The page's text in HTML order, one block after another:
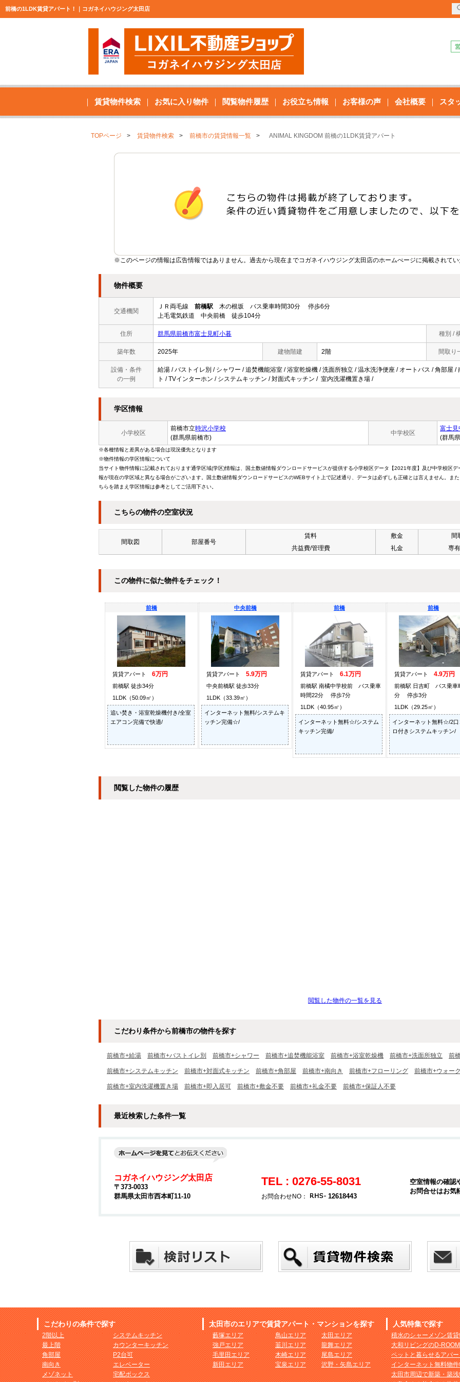
前橋の1LDK賃貸アパート！｜コガネイハウジング太田店
賃貸物件検索 お気に入り物件 閲覧物件履歴 お役立ち情報 お客様の声 会社概要 スタ
TOPページ 賃貸物件検索 前橋市の賃貸情報一覧 ANIMAL KINGDOM 前橋の1LDK賃貸アパート
※このページの情報は広告情報ではありません。過去から現在までコガネイハウジング太田店のホームぺージに掲載されて
物件概要
交通機関
ＪＲ両毛線 前橋駅 木の根坂 バス乗車時間30分 停歩6分
上毛電気鉄道 中央前橋 徒歩104分
住所 群馬県前橋市富士見町小暮 種別 /
築年数 2025年 建物階建 2階 間取り
設備・条件
の一例
給湯 / バストイレ別 / シャワー / 追焚機能浴室 / 浴室乾燥機 / 洗面所独立 / 温水洗浄便座 / オートバス / 角部屋
ト / TVインターホン / システムキッチン / 対面式キッチン / 室内洗濯機置き場 /
学区情報
小学校区
前橋市立時沢小学校
(群馬県前橋市)
中学校区
富士見
(群馬
※各種情報と差異がある場合は現況優先となります
※物件情報の学区情報について
当サイト物件情報に記載されております通学区域(学区)情報は、国土数値情報ダウンロードサービスが提供する小学校区データ【2021年度】及び中学校区
報が現在の学区域と異なる場合がございます。国土数値情報ダウンロードサービスのWEBサイト上で記述通り、データは必ずしも正確とは言えません。ま
ちらを踏まえ学区情報は参考としてご活用下さい。
こちらの物件の空室状況
間取図 部屋番号
賃料
共益費/管理費
敷金
礼金
間
専
この物件に似た物件をチェック！
前橋
賃貸アパート 6万円
前橋駅 徒歩34分
1LDK（50.09㎡）
追い焚き・浴室乾燥機付き/全室
エアコン完備で快適/
中央前橋
賃貸アパート 5.9万円
中央前橋駅 徒歩33分
1LDK（33.39㎡）
インターネット無料/システムキ
ッチン完備☆/
前橋
賃貸アパート 6.1万円
前橋駅 南橘中学校前 バス乗車
時間22分 停歩7分
1LDK（40.95㎡）
インターネット無料☆/システム
キッチン完備/
前橋
賃貸アパート 4.9万円
前橋駅 日吉町 バス乗車
分 停歩3分
1LDK（29.25㎡）
インターネット無料☆/2口
ロ付きシステムキッチン/
閲覧した物件の履歴
閲覧した物件の一覧を見る
こだわり条件から前橋市の物件を探す
前橋市+給湯 前橋市+バストイレ別 前橋市+シャワー 前橋市+追焚機能浴室 前橋市+浴室乾燥機 前橋市+洗面所独立 前
前橋市+システムキッチン 前橋市+対面式キッチン 前橋市+角部屋 前橋市+南向き 前橋市+フローリング 前橋市+ウォー
前橋市+室内洗濯機置き場 前橋市+即入居可 前橋市+敷金不要 前橋市+礼金不要 前橋市+保証人不要
最近検索した条件一覧
コガネイハウジング太田店
〒373-0033
群馬県太田市西本町11-10
TEL : 0276-55-8031
お問合わせNO： 12618443
空室情報の確認
お問合せはお気
こだわりの条件で探す
2階以上
最上階
角部屋
南向き
メゾネット
システムキッチン
カウンターキッチン
P2台可
エレベーター
宅配ボックス
太田市のエリアで賃貸アパート・マンションを探す
藪塚エリア
強戸エリア
毛里田エリア
新田エリア
鳥山エリア
韮川エリア
木崎エリア
宝泉エリア
太田エリア
龍舞エリア
尾島エリア
沢野・矢島エリア
人気特集で探す
積水のシャーメゾン賃
大和リビングのD-
ペットと暮らせるアパ
インターネット無料物
太田市周辺で新築・築